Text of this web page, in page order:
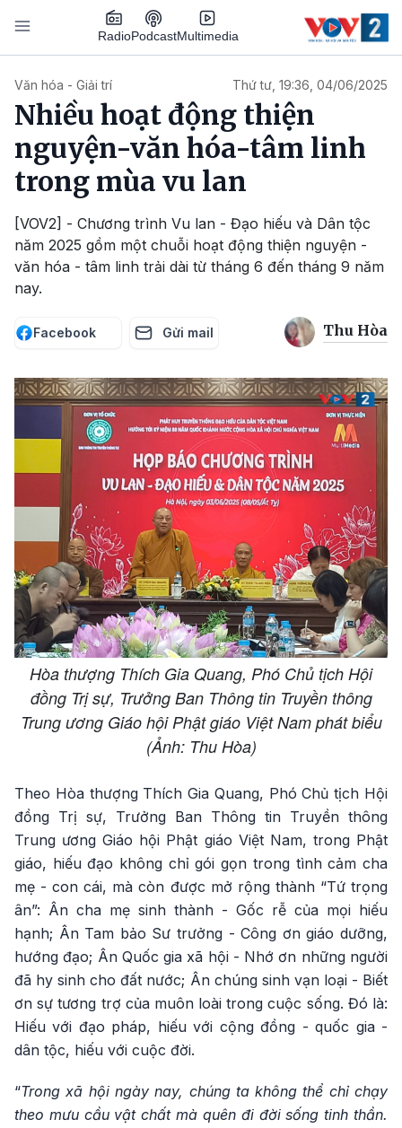
Nhảy đến nội dung
RadioPodcastMultimedia
Văn hóa - Giải trí Thứ tư, 19:36, 04/06/2025
Nhiều hoạt động thiện
nguyện-văn hóa-tâm linh
trong mùa vu lan
[VOV2] - Chương trình Vu lan - Đạo hiếu và Dân tộc
năm 2025 gồm một chuỗi hoạt động thiện nguyện -
văn hóa - tâm linh trải dài từ tháng 6 đến tháng 9 năm
nay.
Facebook Gửi mail Thu Hòa
Hòa thượng Thích Gia Quang, Phó Chủ tịch Hội
đồng Trị sự, Trưởng Ban Thông tin Truyền thông
Trung ương Giáo hội Phật giáo Việt Nam phát biểu
(Ảnh: Thu Hòa)
Theo Hòa thượng Thích Gia Quang, Phó Chủ tịch Hội
đồng Trị sự, Trưởng Ban Thông tin Truyền thông
Trung ương Giáo hội Phật giáo Việt Nam, trong Phật
giáo, hiếu đạo không chỉ gói gọn trong tình cảm cha
mẹ - con cái, mà còn được mở rộng thành “Tứ trọng
ân”: Ân cha mẹ sinh thành - Gốc rễ của mọi hiếu
hạnh; Ân Tam bảo Sư trưởng - Công ơn giáo dưỡng,
hướng đạo; Ân Quốc gia xã hội - Nhớ ơn những người
đã hy sinh cho đất nước; Ân chúng sinh vạn loại - Biết
ơn sự tương trợ của muôn loài trong cuộc sống. Đó là:
Hiếu với đạo pháp, hiếu với cộng đồng - quốc gia -
dân tộc, hiếu với cuộc đời.
“Trong xã hội ngày nay, chúng ta không thể chỉ chạy
theo mưu cầu vật chất mà quên đi đời sống tinh thần.